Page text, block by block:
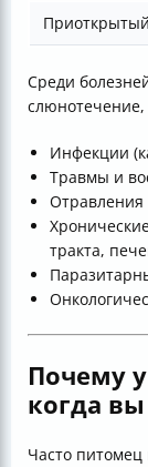
Среди
слюнотечение,
Инфекции
Травмы и
Отравления
тракта,
Почему
когда
Часто питомец